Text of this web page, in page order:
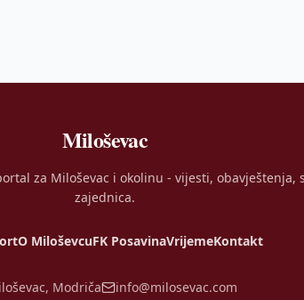
Miloševac
za Miloševac i okolinu - vijesti, obavještenja,
zajednica.
O MiloševcuFK PosavinaVrijemeKontakt
Modriča info@milosevac.com